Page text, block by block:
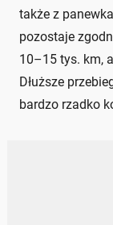
także z
pozostaje
10–15 tys. km,
Dłuższe
bardzo rzadko